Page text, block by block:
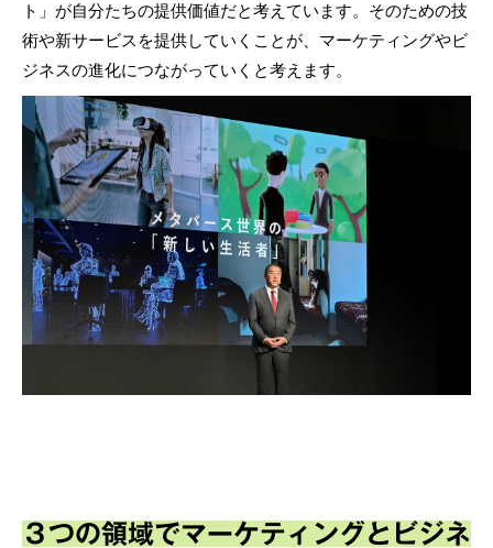
ト」が自分たちの提供価値だと考えています。そのための技
術や新サービスを提供していくことが、マーケティングやビ
ジネスの進化につながっていくと考えます。
３つの領域でマーケティングとビジネ